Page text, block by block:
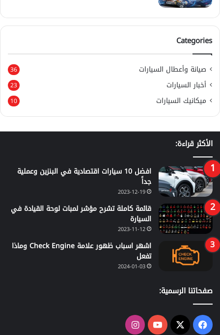
Categories
صيانة وأعطال السيارات 36
أخبار السيارات 23
ميكانيك السيارات 10
الأكثر قراءة:
افضل 10 سيارات اقتصادية في البنزين وعملية
جداً
2023-12-19
قائمة كاملة تشرح مؤشر لمبات لوحة القيادة في
السيارة
2023-11-12
اشهر اسباب ظهور علامة Check Engine وماذا
تفعل
2024-01-03
صفحاتنا الرسمية:
فيسبوك
‫X
‫YouTubeانستقرام